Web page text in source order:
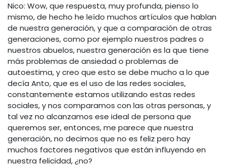
Nico: Wow, que respuesta, muy profunda, pienso lo
mismo, de hecho he leído muchos artículos que hablan
de nuestra generación, y que a comparación de otras
generaciones, como por ejemplo nuestros padres o
nuestros abuelos, nuestra generación es la que tiene
más problemas de ansiedad o problemas de
autoestima, y creo que esto se debe mucho a lo que
decía Anto, que es el uso de las redes sociales,
constantemente estamos utilizando estas redes
sociales, y nos comparamos con las otras personas, y
tal vez no alcanzamos ese ideal de persona que
queremos ser, entonces, me parece que nuestra
generación, no decimos que no es feliz pero hay
muchos factores negativos que están influyendo en
nuestra felicidad, ¿no?